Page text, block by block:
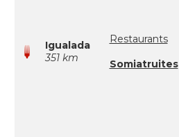
Igualada
351 km
Restaurants
Somiatruites